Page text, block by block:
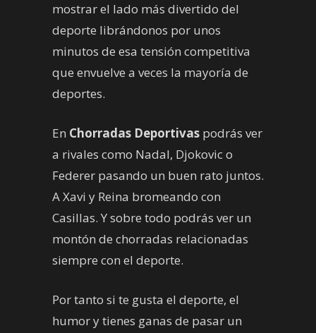
mostrar el lado más divertido del
deporte librándonos por unos
minutos de esa tensión competitiva
que envuelve a veces la mayoría de
deportes.
En Chorradas Deportivas podrás ver
a rivales como Nadal, Djokovic o
Federer pasando un buen rato juntos.
A Xavi y Reina bromeando con
Casillas. Y sobre todo podrás ver un
montón de chorradas relacionadas
siempre con el deporte.
Por tanto si te gusta el deporte, el
humor y tienes ganas de pasar un